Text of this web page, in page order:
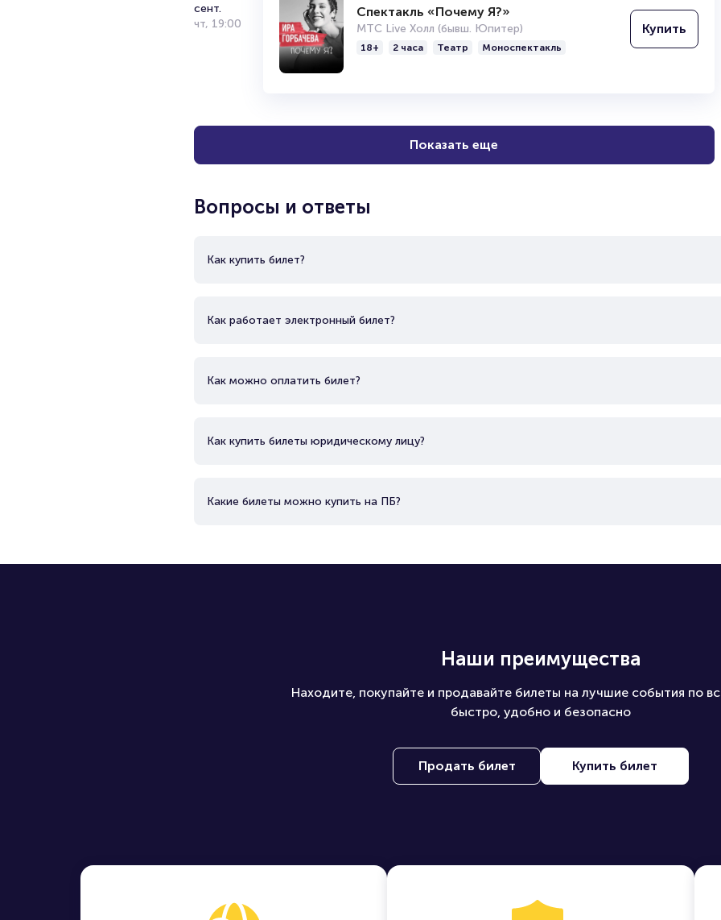
Российский писатель, сценарист и PR-эксперт. Пишет
создателем проекта «БеспринцЫпные чтения». В
Козловский, Константин Хабенский и Ингеборга
на фестивале «Кинотавр» за сценарий фильма
сент.
чт, 19:00
Спектакль «Почему Я?»
МТС Live Холл (бывш. Юпитер)
18+ 2 часа Театр Моноспектакль
Купить
Показать еще
Вопросы и ответы
Как купить билет?
Как работает электронный билет?
Как можно оплатить билет?
Как купить билеты юридическому лицу?
Какие билеты можно купить на ПБ?
Наши преимущества
Находите, покупайте и продавайте билеты на лучшие события по
быстро, удобно и безопасно
Продать билет Купить билет